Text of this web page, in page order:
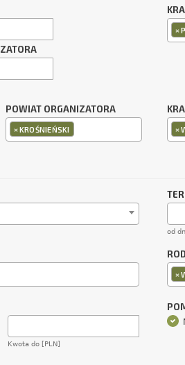
×
POWIAT ORGANIZATORA
×KROŚNIEŃSKI ×
od
×
Kwota do [PLN]